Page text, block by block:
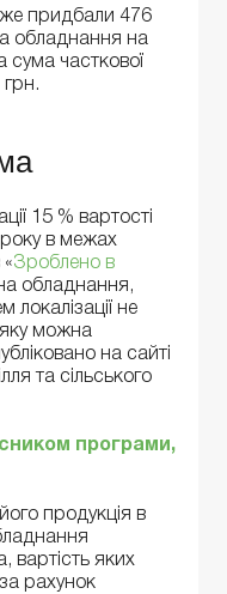
придбали 476
обладнання на
часткової
грн.
15 % вартості
в межах
«Зроблено в
обладнання,
локалізації не
яку можна
на сайті
та сільського
програми,
продукція в
вартість яких
рахунок